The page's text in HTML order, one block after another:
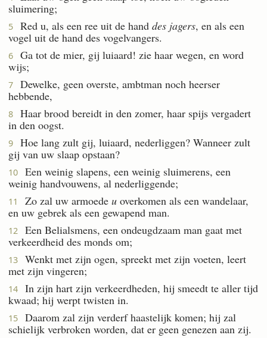
sluimering;
5 Red u, als een ree uit de hand des jagers, en als een
vogel uit de hand des vogelvangers.
6
Ga tot de mier, gij luiaard! zie haar wegen, en word
wijs;
7
Dewelke, geen overste, ambtman noch heerser
hebbende,
8
Haar brood bereidt in den zomer, haar spijs vergadert
in den oogst.
9
Hoe lang zult gij, luiaard, nederliggen? Wanneer zult
gij van uw slaap opstaan?
10
Een weinig slapens, een weinig sluimerens, een
weinig handvouwens, al nederliggende;
11 Zo zal uw armoede u overkomen als een wandelaar,
en uw gebrek als een gewapend man.
12
Een Belialsmens, een ondeugdzaam man gaat met
verkeerdheid des monds om;
13
Wenkt met zijn ogen, spreekt met zijn voeten, leert
met zijn vingeren;
14
In zijn hart zijn verkeerdheden, hij smeedt te aller tijd
kwaad; hij werpt twisten in.
15
Daarom zal zijn verderf haastelijk komen; hij zal
schielijk verbroken worden, dat er geen genezen aan zij.